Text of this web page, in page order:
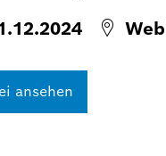
ansehen